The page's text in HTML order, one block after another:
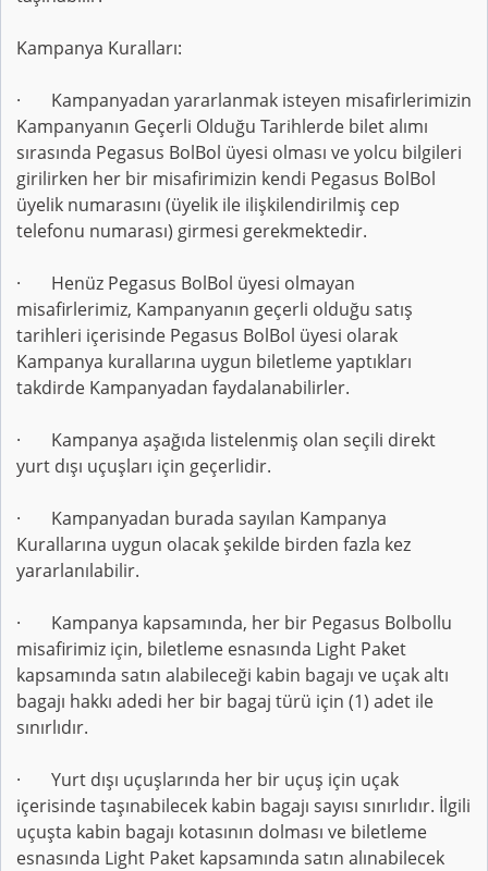
Kampanya Kuralları:
· Kampanyadan yararlanmak isteyen misafirlerimizin
Kampanyanın Geçerli Olduğu Tarihlerde bilet alımı
sırasında Pegasus BolBol üyesi olması ve yolcu bilgileri
girilirken her bir misafirimizin kendi Pegasus BolBol
üyelik numarasını (üyelik ile ilişkilendirilmiş cep
telefonu numarası) girmesi gerekmektedir.
· Henüz Pegasus BolBol üyesi olmayan
misafirlerimiz, Kampanyanın geçerli olduğu satış
tarihleri içerisinde Pegasus BolBol üyesi olarak
Kampanya kurallarına uygun biletleme yaptıkları
takdirde Kampanyadan faydalanabilirler.
· Kampanya aşağıda listelenmiş olan seçili direkt
yurt dışı uçuşları için geçerlidir.
· Kampanyadan burada sayılan Kampanya
Kurallarına uygun olacak şekilde birden fazla kez
yararlanılabilir.
· Kampanya kapsamında, her bir Pegasus Bolbollu
misafirimiz için, biletleme esnasında Light Paket
kapsamında satın alabileceği kabin bagajı ve uçak altı
bagajı hakkı adedi her bir bagaj türü için (1) adet ile
sınırlıdır.
· Yurt dışı uçuşlarında her bir uçuş için uçak
içerisinde taşınabilecek kabin bagajı sayısı sınırlıdır. İlgili
uçuşta kabin bagajı kotasının dolması ve biletleme
esnasında Light Paket kapsamında satın alınabilecek